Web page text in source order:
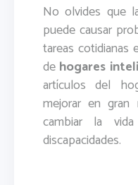
No olvides que
puede causar
tareas cotidianas
de hogares
artículos del
mejorar en gran
cambiar la
discapacidades.